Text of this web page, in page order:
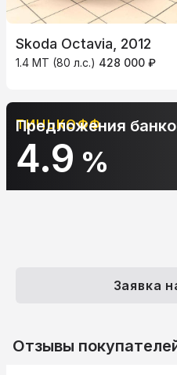
Skoda Octavia, 2012
1.4 MT (80 л.с.) 428 000 ₽
ТИНЬКОФФ
4.9 %
Предложения
Заявка
Отзывы